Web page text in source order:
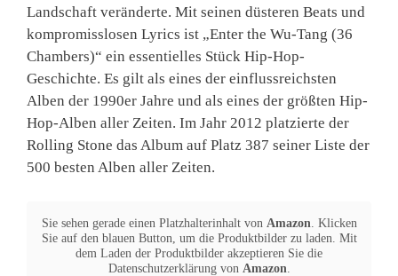
Landschaft veränderte. Mit seinen düsteren Beats und
kompromisslosen Lyrics ist „Enter the Wu-Tang (36
Chambers)“ ein essentielles Stück Hip-Hop-
Geschichte. Es gilt als eines der einflussreichsten
Alben der 1990er Jahre und als eines der größten Hip-
Hop-Alben aller Zeiten. Im Jahr 2012 platzierte der
Rolling Stone das Album auf Platz 387 seiner Liste der
500 besten Alben aller Zeiten.
Sie sehen gerade einen Platzhalterinhalt von Amazon . Klicken
Sie auf den blauen Button, um die Produktbilder zu laden. Mit
dem Laden der Produktbilder akzeptieren Sie die
Datenschutzerklärung von Amazon